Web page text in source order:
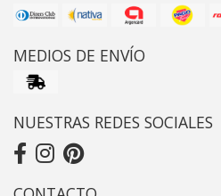
MEDIOS DE ENVÍO
NUESTRAS REDES SOCIALES